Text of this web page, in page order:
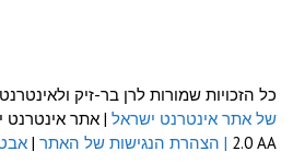
כל הזכויות שמורות לרן בר-זיק
של אתר אינטרנט ישראל
2.0 AA | הצהרת הנגישות של האתר |